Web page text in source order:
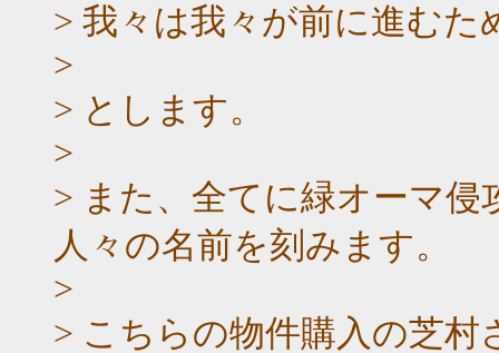
> 我々は我々が前に進むた
>
> とします。
>
> また、全てに緑オーマ
人々の名前を刻みます。
>
> こちらの物件購入の芝